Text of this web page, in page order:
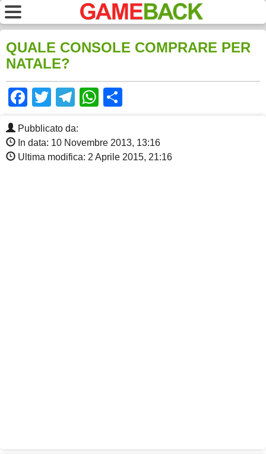
QUALE CONSOLE COMPRARE PER
NATALE?
Facebook
TwitterTelegram
WhatsApp
Pubblicato da:
In data: 10 Novembre 2013, 13:16
Ultima modifica: 2 Aprile 2015, 21:16